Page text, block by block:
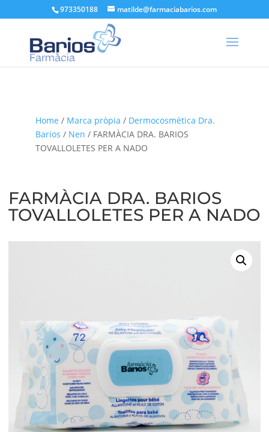
973350188 matilde@farmaciabarios.com
Home / Marca pròpia / Dermocosmètica Dra.
Barios / Nen / FARMÀCIA DRA. BARIOS
TOVALLOLETES PER A NADO
FARMÀCIA DRA. BARIOS
TOVALLOLETES PER A NADO